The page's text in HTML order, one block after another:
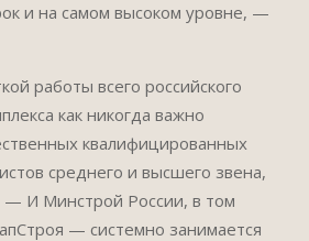
и на самом высоком уровне, —
работы всего российского
как никогда важно
квалифицированных
среднего и высшего звена,
— И Минстрой России, в том
— системно занимается